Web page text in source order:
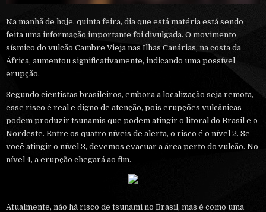
Na manhã de hoje, quinta feira, dia que está matéria está sendo
feita uma informação importante foi divulgada. O movimento
sísmico do vulcão Cambre Vieja nas Ilhas Canárias, na costa da
África, aumentou significativamente, indicando uma possível
erupção.
Segundo cientistas brasileiros, embora a localização seja remota,
esse risco é real e digno de atenção, pois erupções vulcânicas
podem produzir tsunamis que podem atingir o litoral do Brasil e o
Nordeste. Entre os quatro níveis de alerta, o risco é o nível 2. Se
você atingir o nível 3, devemos evacuar a área perto do vulcão. No
nível 4, a erupção chegará ao fim.
Atualmente, não há risco de tsunami no Brasil, mas é como uma